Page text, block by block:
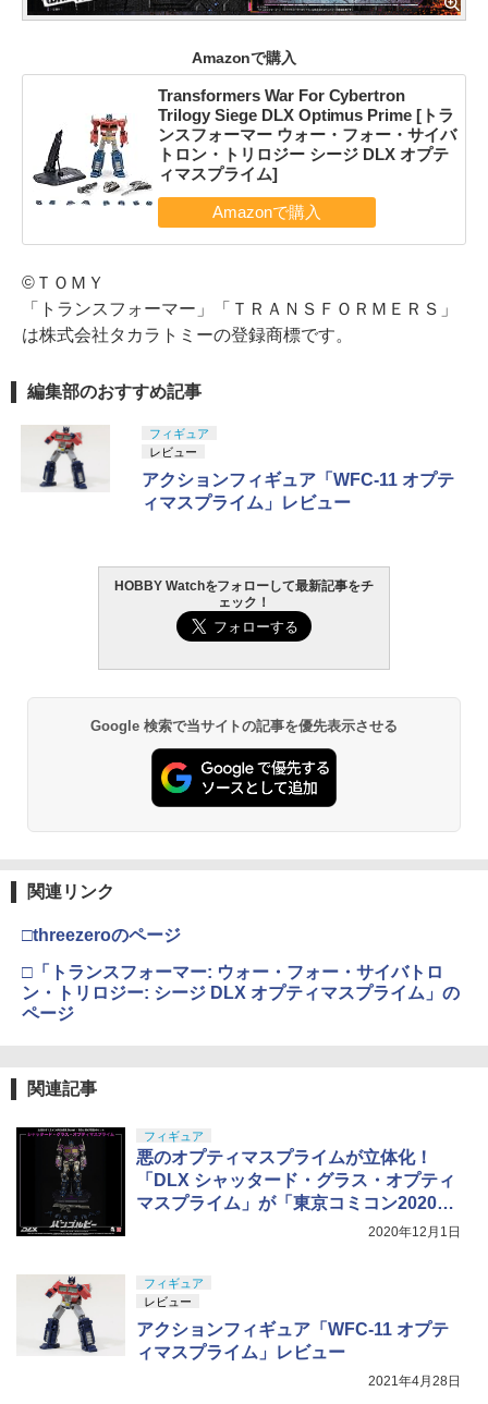
Amazonで購入
Transformers War For Cybertron
Trilogy Siege DLX Optimus Prime [トラ
ンスフォーマー ウォー・フォー・サイバ
トロン・トリロジー シージ DLX オプテ
ィマスプライム]
©ＴＯＭＹ
「トランスフォーマー」「ＴＲＡＮＳＦＯＲＭＥＲＳ」
は株式会社タカラトミーの登録商標です。
編集部のおすすめ記事
フィギュア
レビュー
アクションフィギュア「WFC-11 オプテ
ィマスプライム」レビュー
HOBBY Watchをフォローして最新記事をチ
ェック！
Google 検索で当サイトの記事を優先表示させる
関連リンク
□threezeroのページ
□「トランスフォーマー: ウォー・フォー・サイバトロ
ン・トリロジー: シージ DLX オプティマスプライム」の
ページ
関連記事
フィギュア
悪のオプティマスプライムが立体化！
「DLX シャッタード・グラス・オプティ
マスプライム」が「東京コミコン2020」
2020年12月1日
フィギュア
レビュー
アクションフィギュア「WFC-11 オプテ
ィマスプライム」レビュー
2021年4月28日